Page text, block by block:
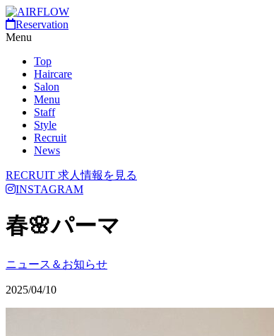
Reservation
Menu
Top
Haircare
Salon
Menu
Staff
Style
Recruit
News
RECRUIT 求人情報を見る
INSTAGRAM
春🌸パーマ
ニュース＆お知らせ
2025/04/10